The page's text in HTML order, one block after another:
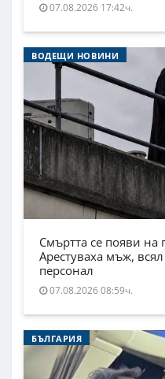
07.08.2026 17:42ч.
ВОДЕЩИ НОВИНИ
Смъртта се появи
Арестуваха мъж,
персонал
07.08.2026 08:59ч.
БЪЛГАРИЯ